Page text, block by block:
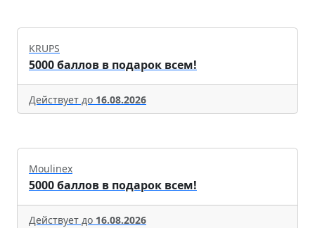
KRUPS
5000 баллов в подарок всем!
Действует до 16.08.2026
Moulinex
5000 баллов в подарок всем!
Действует до 16.08.2026